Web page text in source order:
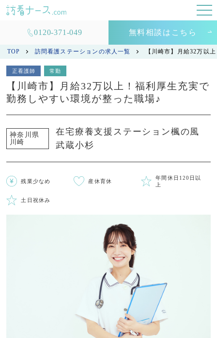
0120-371-049 無料相談はこちら
TOP 訪問看護ステーションの求人一覧 【川崎市】月給32万以
正看護師 常勤
【川崎市】月給32万以上！福利厚生充実で
勤務しやすい環境が整った職場♪
神奈川県
川崎
在宅療養支援ステーション楓の風
武蔵小杉
残業少なめ 産休育休
年間休日120日以
上
土日祝休み